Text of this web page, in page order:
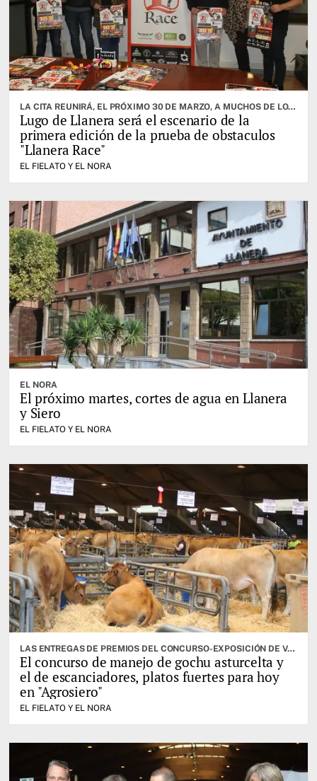
LA CITA REUNIRÁ, EL PRÓXIMO 30 DE MARZO, A MUCHOS DE LOS MEJORES ATLETAS DE LA ESPECIALIDAD
Lugo de Llanera será el escenario de la
primera edición de la prueba de obstaculos
"Llanera Race"
EL FIELATO Y EL NORA
EL NORA
El próximo martes, cortes de agua en Llanera
y Siero
EL FIELATO Y EL NORA
LAS ENTREGAS DE PREMIOS DEL CONCURSO-EXPOSICIÓN DE VACUNO SELECTO, OTRA DE LAS CITAS IMPORTANTES
El concurso de manejo de gochu asturcelta y
el de escanciadores, platos fuertes para hoy
en "Agrosiero"
EL FIELATO Y EL NORA